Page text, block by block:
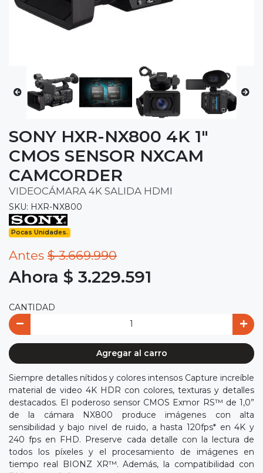
SONY HXR-NX800 4K 1"
CMOS SENSOR NXCAM
CAMCORDER
VIDEOCÁMARA 4K SALIDA HDMI
SKU: HXR-NX800
Pocas Unidades.
Antes $ 3.669.990
Ahora $ 3.229.591
CANTIDAD
Agregar al carro
Siempre detalles nítidos y colores intensos Capture increíble
material de video 4K HDR con colores, texturas y detalles
destacados. El poderoso sensor CMOS Exmor RS™ de 1,0”
de la cámara NX800 produce imágenes con alta
sensibilidad y bajo nivel de ruido, a hasta 120fps* en 4K y
240 fps en FHD. Preserve cada detalle con la lectura de
todos los píxeles y el procesamiento de imágenes en
tiempo real BIONZ XR™. Además, la compatibilidad con